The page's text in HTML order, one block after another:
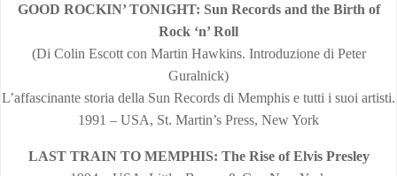
GOOD ROCKIN’ TONIGHT: Sun Records and the Birth of
Rock ‘n’ Roll
(Di Colin Escott con Martin Hawkins. Introduzione di Peter
Guralnick)
L’affascinante storia della Sun Records di Memphis e tutti i suoi artisti.
1991 – USA, St. Martin’s Press, New York
LAST TRAIN TO MEMPHIS: The Rise of Elvis Presley